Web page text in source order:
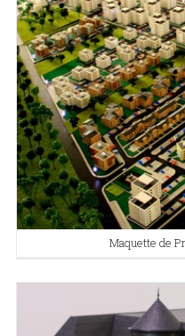
Maquette de